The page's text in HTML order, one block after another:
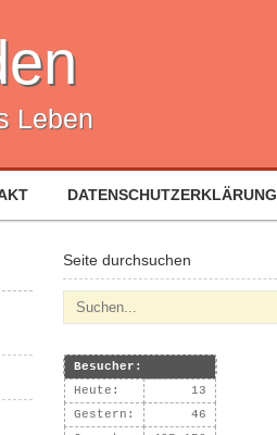
Leben
DATENSCHUTZERKLÄRUNG
Seite durchsuchen
Besucher:
Heute:
13
Gestern:
46